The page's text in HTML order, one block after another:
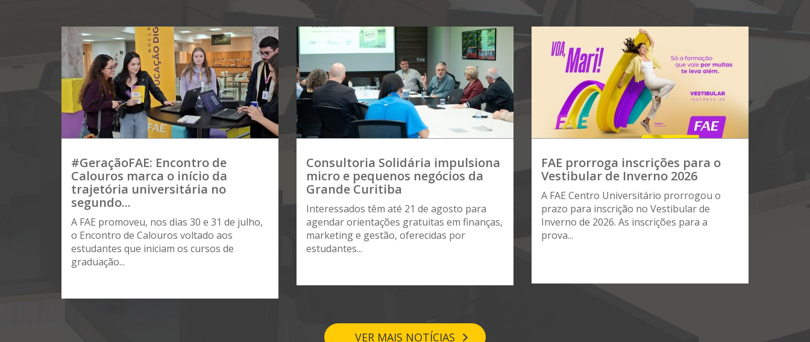
#GeraçãoFAE: Encontro de
Calouros marca o início da
trajetória universitária no
segundo...
A FAE promoveu, nos dias 30 e 31 de julho,
o Encontro de Calouros voltado aos
estudantes que iniciam os cursos de
graduação...
Consultoria Solidária impulsiona
micro e pequenos negócios da
Grande Curitiba
Interessados têm até 21 de agosto para
agendar orientações gratuitas em finanças,
marketing e gestão, oferecidas por
estudantes...
FAE prorroga inscrições para o
Vestibular de Inverno 2026
A FAE Centro Universitário prorrogou o
prazo para inscrição no Vestibular de
Inverno de 2026. As inscrições para a
prova...
VER MAIS NOTÍCIAS